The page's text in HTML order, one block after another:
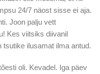
24/7 näost sisse ei aja.
Joon palju vett
Kes viitsiks diivanil
tsutike ilusamat ilma antud.
oli. Kevadel. Iga päev